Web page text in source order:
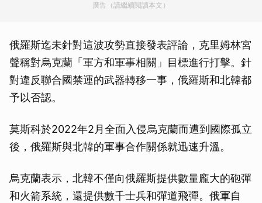
廣告（請繼續閱讀本文）
俄羅斯迄未針對這波攻勢直接發表評論，克里姆林宮
聲稱對烏克蘭「軍方和軍事相關」目標進行打擊。針
對違反聯合國禁運的武器轉移一事，俄羅斯和北韓都
予以否認。
莫斯科於2022年2月全面入侵烏克蘭而遭到國際孤立
後，俄羅斯與北韓的軍事合作關係就迅速升溫。
烏克蘭表示，北韓不僅向俄羅斯提供數量龐大的砲彈
和火箭系統，還提供數千士兵和彈道飛彈。俄軍自